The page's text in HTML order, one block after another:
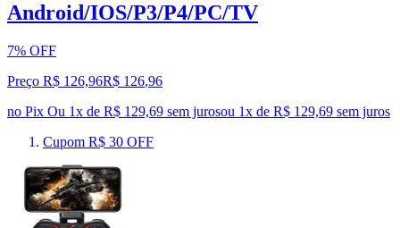
Android/IOS/P3/P4/PC/TV
7% OFF
Preço R$ 126,96R$ 126,96
no Pix Ou 1x de R$ 129,69 sem jurosou 1x de R$ 129,69 sem juros
Cupom R$ 30 OFF